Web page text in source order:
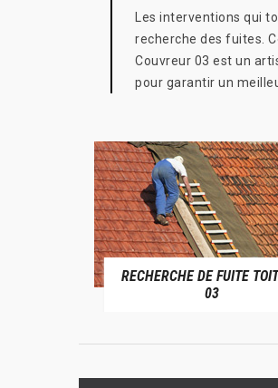
Les interventions qui
recherche des fuites.
Couvreur 03 est un
pour garantir un
RECHERCHE DE FUITE
03